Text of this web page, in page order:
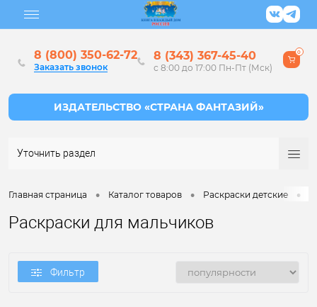
8 (800) 350-62-72
Заказать звонок
8 (343) 367-45-40
с 8:00 до 17:00 Пн-Пт (Мск)
0
Уточнить раздел
Главная страница • Каталог товаров • Раскраски детские •
Раскраски для мальчиков
Фильтр